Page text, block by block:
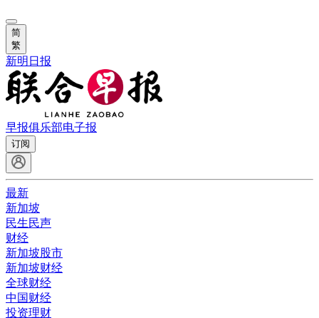
简
繁
新明日报
早报俱乐部电子报
订阅
最新
新加坡
民生民声
财经
新加坡股市
新加坡财经
全球财经
中国财经
投资理财